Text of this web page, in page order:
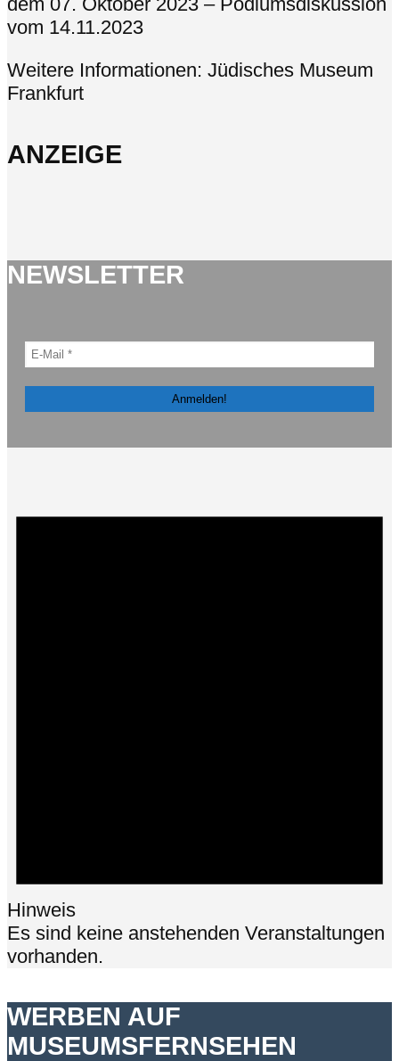
vom 14.11.2023
Weitere Informationen: Jüdisches Museum
Frankfurt
ANZEIGE
NEWSLETTER
Hinweis
Es sind keine anstehenden Veranstaltungen
vorhanden.
WERBEN AUF
MUSEUMSFERNSEHEN